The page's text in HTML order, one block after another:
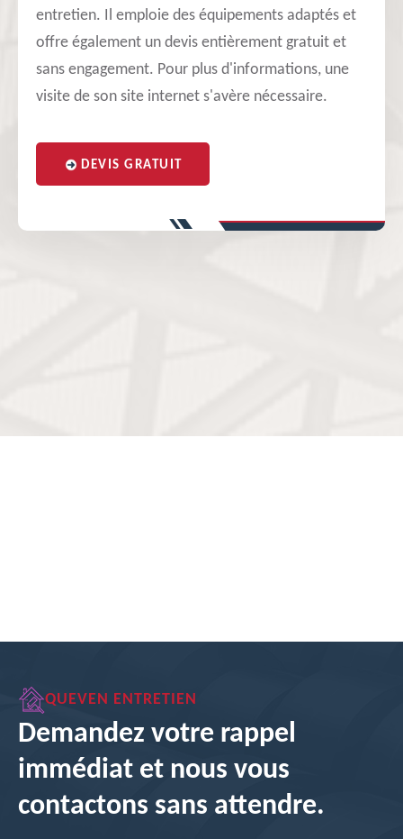
entretien. Il emploie des équipements adaptés et
offre également un devis entièrement gratuit et
sans engagement. Pour plus d'informations, une
visite de son site internet s'avère nécessaire.
DEVIS GRATUIT
QUEVEN ENTRETIEN
Demandez votre rappel
immédiat et nous vous
contactons sans attendre.